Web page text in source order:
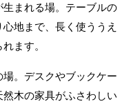
まれる場。テーブルの
地まで、長く使ううえ
ます。
。デスクやブックケー
木の家具がふさわしい